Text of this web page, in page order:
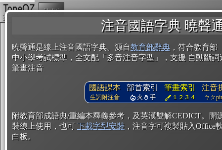
注音國語字典 曉聲
曉聲通是線上注音國語字典。源自教育部辭典 ，符合教育
中小學考試標準，全文配「多音注音字型」，支援 自動斷
筆畫注音
國語課本
生詞附注音
部首索引
火 手
筆畫索引
１２３４
注音
ㄅㄆ
附教育部成語典/重編本釋義參考，及英漢雙解CEDICT。開
裝線上使用，也可 下載字型安裝 ，注音字可複製貼入Office
白板。
複製